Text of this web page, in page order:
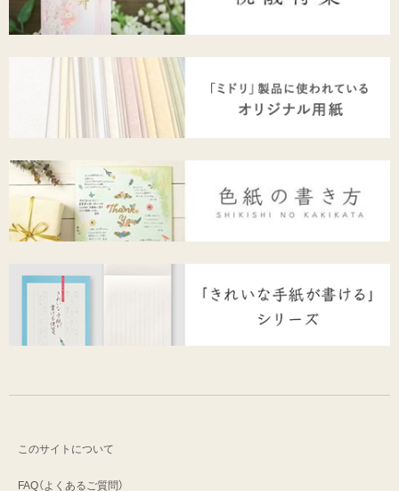
このサイトについて
FAQ（よくあるご質問）